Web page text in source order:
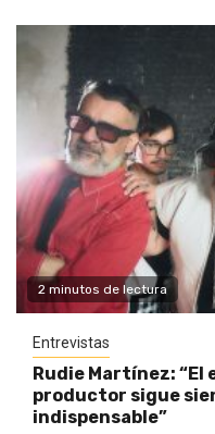
2 minutos de lectura
Entrevistas
Rudie Martínez: “El
productor sigue
indispensable”